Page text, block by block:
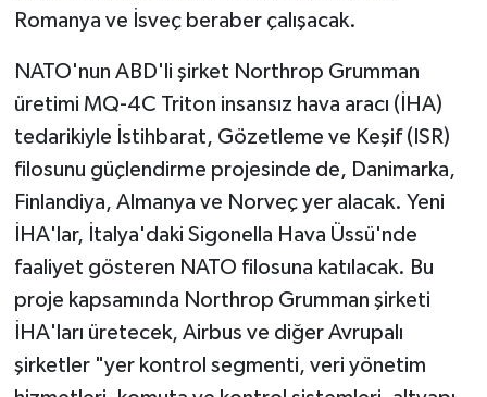
Romanya ve İsveç beraber çalışacak.
NATO'nun ABD'li şirket Northrop Grumman
üretimi MQ-4C Triton insansız hava aracı (İHA)
tedarikiyle İstihbarat, Gözetleme ve Keşif (ISR)
filosunu güçlendirme projesinde de, Danimarka,
Finlandiya, Almanya ve Norveç yer alacak. Yeni
İHA'lar, İtalya'daki Sigonella Hava Üssü'nde
faaliyet gösteren NATO filosuna katılacak. Bu
proje kapsamında Northrop Grumman şirketi
İHA'ları üretecek, Airbus ve diğer Avrupalı
şirketler "yer kontrol segmenti, veri yönetim